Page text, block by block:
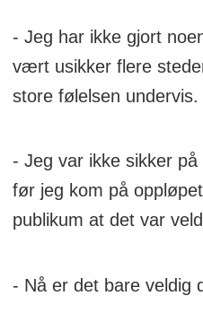
- Jeg har ikke gjort
vært usikker flere
store følelsen undervis.
- Jeg var ikke sikker
før jeg kom på
publikum at det var
- Nå er det bare veldig